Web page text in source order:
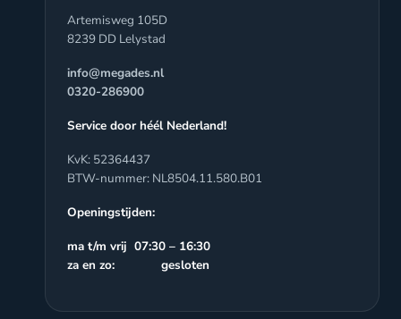
Artemisweg 105D
8239 DD Lelystad
info@megades.nl
0320-286900
Service door héél Nederland!
KvK: 52364437
BTW-nummer: NL8504.11.580.B01
Openingstijden:
ma t/m vrij 07:30 – 16:30
za en zo: gesloten